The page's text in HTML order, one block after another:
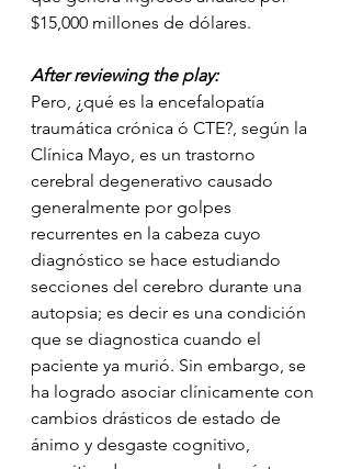
$15,000 millones de dólares.
After reviewing the play:
Pero, ¿qué es la encefalopatía
traumática crónica ó CTE?, según la
Clínica Mayo, es un trastorno
cerebral degenerativo causado
generalmente por golpes
recurrentes en la cabeza cuyo
diagnóstico se hace estudiando
secciones del cerebro durante una
autopsia; es decir es una condición
que se diagnostica cuando el
paciente ya murió. Sin embargo, se
ha logrado asociar clínicamente con
cambios drásticos de estado de
ánimo y desgaste cognitivo,